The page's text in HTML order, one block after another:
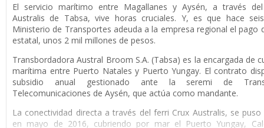
El servicio marítimo entre Magallanes y Aysén, a través
Australis de Tabsa, vive horas cruciales. Y, es que hace
Ministerio de Transportes adeuda a la empresa regional el pago
estatal, unos 2 mil millones de pesos.
Transbordadora Austral Broom S.A. (Tabsa) es la encargada de
marítima entre Puerto Natales y Puerto Yungay. El contrato
subsidio anual gestionado ante la seremi de
Telecomunicaciones de Aysén, que actúa como mandante.
La conectividad directa a través del ferri Crux Australis, se
en mayo de 2016, cubriendo por mar el Puerto Yungay,